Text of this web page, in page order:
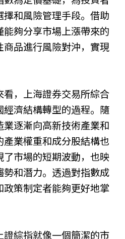
和風險管理手段。借助
夠分享市場上漲帶來的
品進行風險對沖，實現
，上海證券交易所綜合
濟結構轉型的過程。隨
逐漸向高新技術產業和
業權重和成分股結構也
市場的短期波動，也映
和潛力。透過對指數成
策制定者能夠更好地掌
綜指就像一個簡潔的市